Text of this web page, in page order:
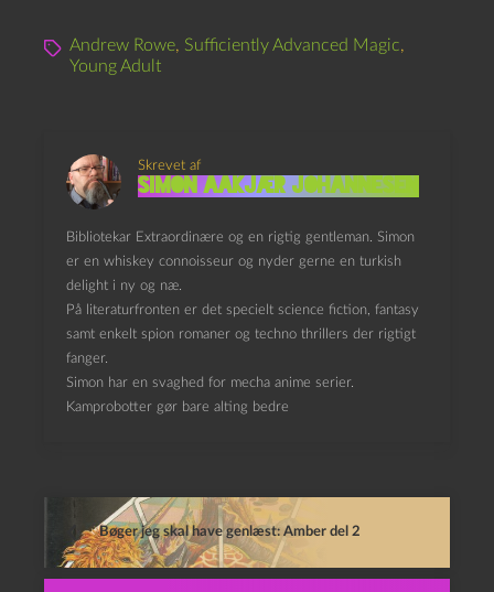
Andrew Rowe, Sufficiently Advanced Magic,
Young Adult
Skrevet af
Simon Aakjær Johannesen
Bibliotekar Extraordinære og en rigtig gentleman. Simon
er en whiskey connoisseur og nyder gerne en turkish
delight i ny og næ.
På literaturfronten er det specielt science fiction, fantasy
samt enkelt spion romaner og techno thrillers der rigtigt
fanger.
Simon har en svaghed for mecha anime serier.
Kamprobotter gør bare alting bedre
Bøger jeg skal have genlæst: Amber del 2